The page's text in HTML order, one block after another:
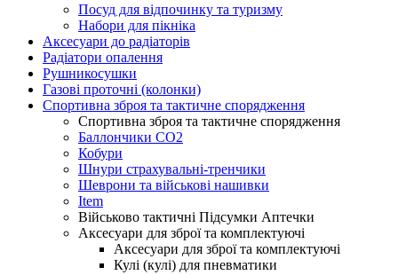
Посуд для відпочинку та туризму
Набори для пікніка
Аксесуари до радіаторів
Радіатори опалення
Рушникосушки
Газові проточні (колонки)
Спортивна зброя та тактичне спорядження
Спортивна зброя та тактичне спорядження
Баллончики CO2
Кобури
Шнури страхувальні-тренчики
Шеврони та військові нашивки
Item
Військово тактичні Підсумки Аптечки
Аксесуари для зброї та комплектуючі
Аксесуари для зброї та комплектуючі
Кулі (кулі) для пневматики